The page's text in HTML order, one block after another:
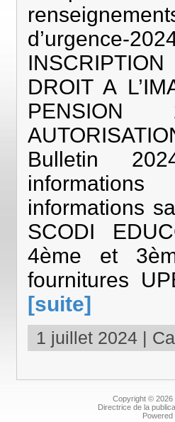
d’urgence-
DROIT A
Bulletin
informations
SCODI
4ème et
fournitures
[suite]
1 juillet 2024 |
Copyright © 2026
Directrice de la